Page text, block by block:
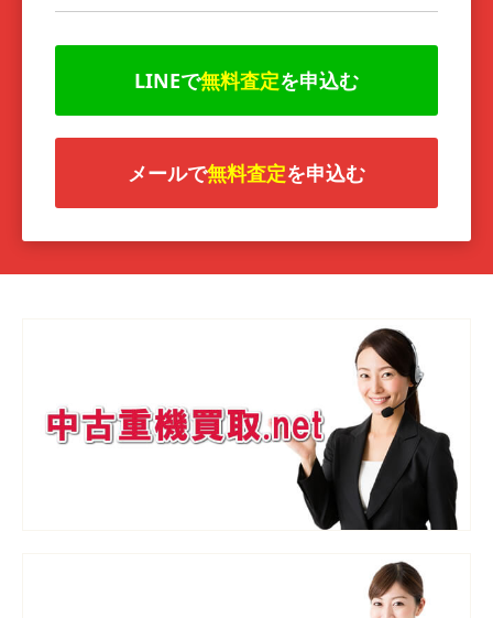
LINEで無料査定を申込む
メールで無料査定を申込む